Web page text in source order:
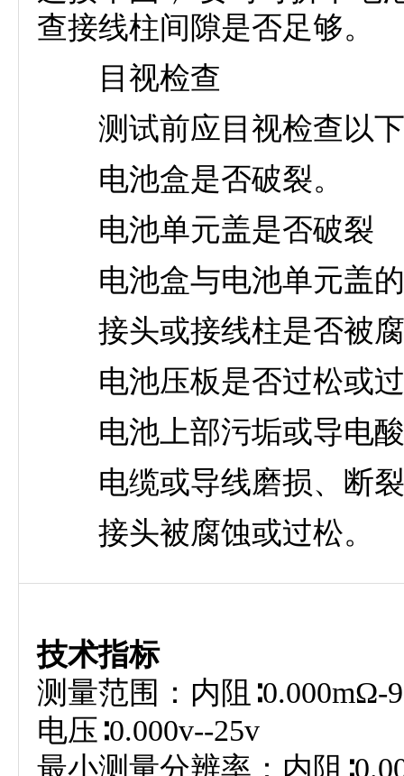
查接线柱间隙是否足够。
目视检查
测试前应目视检查以下
电池盒是否破裂。
电池单元盖是否破裂
电池盒与电池单元盖的
接头或接线柱是否被
电池压板是否过松或过
电池上部污垢或导电
电缆或导线磨损、断裂
接头被腐蚀或过松。
技术指标
测量范围：内阻∶0.000mΩ-
电压∶0.000v--25v
最小测量分辨率：内阻